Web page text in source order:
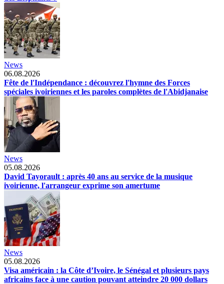
News
06.08.2026
Fête de l'Indépendance : découvrez l'hymne des Forces
spéciales ivoiriennes et les paroles complètes de l'Abidjanaise
News
05.08.2026
David Tayorault : après 40 ans au service de la musique
ivoirienne, l'arrangeur exprime son amertume
News
05.08.2026
Visa américain : la Côte d’Ivoire, le Sénégal et plusieurs pays
africains face à une caution pouvant atteindre 20 000 dollars